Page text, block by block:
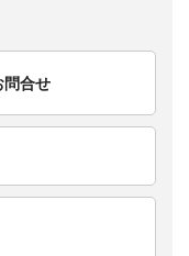
問合せ